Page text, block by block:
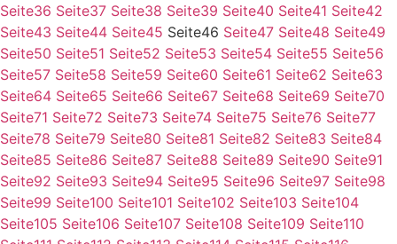
Seite36 Seite37 Seite38 Seite39 Seite40 Seite41 Seite42
Seite43 Seite44 Seite45 Seite46 Seite47 Seite48 Seite49
Seite50 Seite51 Seite52 Seite53 Seite54 Seite55 Seite56
Seite57 Seite58 Seite59 Seite60 Seite61 Seite62 Seite63
Seite64 Seite65 Seite66 Seite67 Seite68 Seite69 Seite70
Seite71 Seite72 Seite73 Seite74 Seite75 Seite76 Seite77
Seite78 Seite79 Seite80 Seite81 Seite82 Seite83 Seite84
Seite85 Seite86 Seite87 Seite88 Seite89 Seite90 Seite91
Seite92 Seite93 Seite94 Seite95 Seite96 Seite97 Seite98
Seite99 Seite100 Seite101 Seite102 Seite103 Seite104
Seite105 Seite106 Seite107 Seite108 Seite109 Seite110